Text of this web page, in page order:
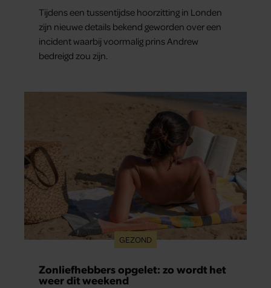
Tijdens een tussentijdse hoorzitting in Londen
zijn nieuwe details bekend geworden over een
incident waarbij voormalig prins Andrew
bedreigd zou zijn.
GEZOND
Zonliefhebbers opgelet: zo wordt het
weer dit weekend